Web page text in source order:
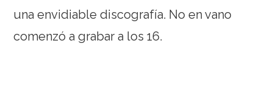
una envidiable discografía. No en vano
comenzó a grabar a los 16.